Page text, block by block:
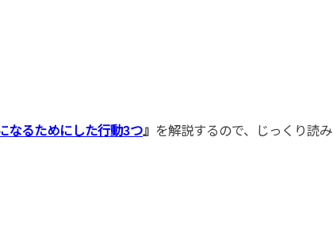
なるためにした行動3つ』 を解説するので、じっくり読み